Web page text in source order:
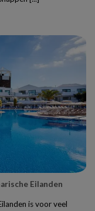
Eilanden
is voor veel